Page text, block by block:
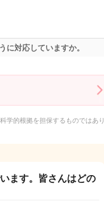
に対応していますか。
学的根拠を担保するものではあり
ます。皆さんはどの